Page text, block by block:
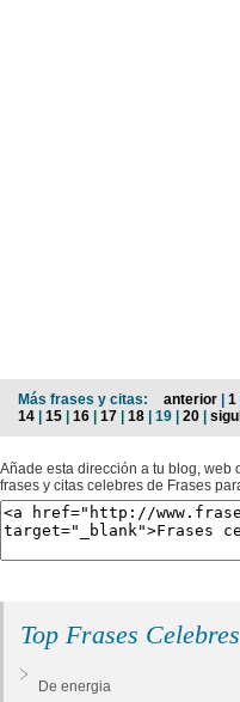
Más frases y citas: anterior | 1
14 | 15 | 16 | 17 | 18 | 19 | 20 |
Añade esta dirección a tu blog, web
frases y citas celebres de Frases
Top Frases Celebres
De energia